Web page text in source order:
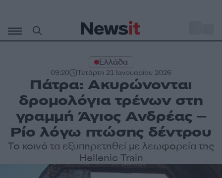
περιεχόμενο
Ελλάδα
09:20 Τετάρτη 21 Ιανουαρίου 2026
Πάτρα: Ακυρώνονται
δρομολόγια τρένων στη
γραμμή Άγιος Ανδρέας –
Ρίο λόγω πτώσης δέντρου
Το κοινό τα εξυπηρετηθεί με λεωφορεία της
Hellenic Train